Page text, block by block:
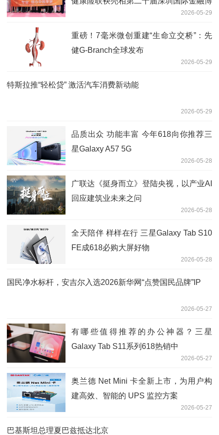
2026-05-29
重磅！7毫米微创重建“生命立交桥”：先
健G-Branch全球发布
2026-05-29
特斯拉推“轻松贷” 激活汽车消费新动能
2026-05-29
品质出众 功能丰富 今年618向你推荐三
星Galaxy A57 5G
2026-05-28
广联达《挺身而立》登陆央视，以产业AI
回应建筑业未来之问
2026-05-28
全天陪伴 样样在行 三星Galaxy Tab S10
FE成618必购大屏好物
2026-05-28
国民净水标杆，安吉尔入选2026新华网“点赞国民品牌”IP
2026-05-27
有哪些值得推荐的办公神器？三星
Galaxy Tab S11系列618热销中
2026-05-27
奥兰德 Net Mini 卡全新上市，为用户构
建高效、智能的 UPS 监控方案
2026-05-27
巴基斯坦总理夏巴兹抵达北京